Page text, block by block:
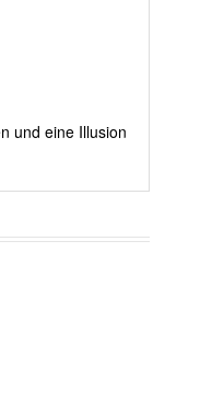
und eine Illusion